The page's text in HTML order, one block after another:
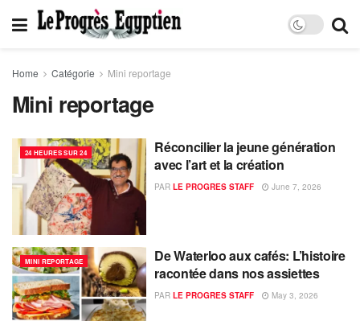
Home Catégorie Mini reportage
Mini reportage
24 HEURES SUR 24
Réconcilier la jeune génération
avec l’art et la création
PAR LE PROGRES STAFF June 7, 2026
MINI REPORTAGE
De Waterloo aux cafés: L’histoire
racontée dans nos assiettes
PAR LE PROGRES STAFF May 3, 2026